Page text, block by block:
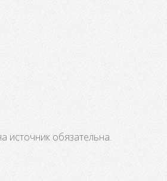
источник обязательна.